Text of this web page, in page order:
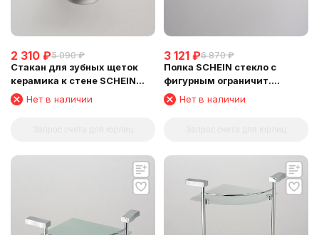
2 310 ₽5 090 ₽
Стакан для зубных щеток
керамика к стене SCHEIN
(323C)Нет в наличии
3 121 ₽6 870 ₽
Полка SCHEIN стекло с
фигурным ограничит.
(NL329E-510)
Нет в наличии